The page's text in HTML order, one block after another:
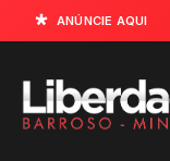
ANÚNCIE AQUI